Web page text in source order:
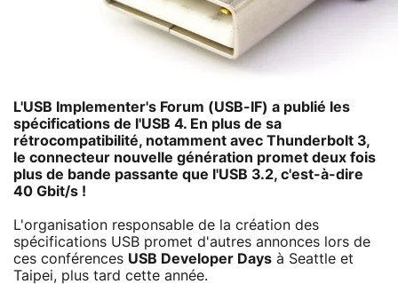
L'USB Implementer's Forum (USB-IF) a publié les
spécifications de l'USB 4. En plus de sa
rétrocompatibilité, notamment avec Thunderbolt 3,
le connecteur nouvelle génération promet deux fois
plus de bande passante que l'USB 3.2, c'est-à-dire
40 Gbit/s !
L'organisation responsable de la création des
spécifications USB promet d'autres annonces lors de
ces conférences USB Developer Days à Seattle et
Taipei, plus tard cette année.